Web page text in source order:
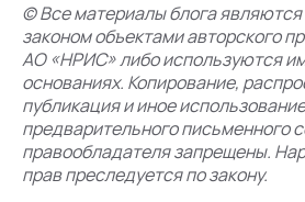
© Все материалы блога
законом объектами авторского
АО «НРИС» либо используются
основаниях. Копирование,
публикация и иное
предварительного письменного
правообладателя запрещены.
прав преследуется по закону.